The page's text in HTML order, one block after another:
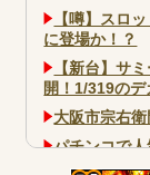
【噂】スロ
に登場か！？
【新台】サ
開！1/319のデ
大阪市宗右
パチンコで